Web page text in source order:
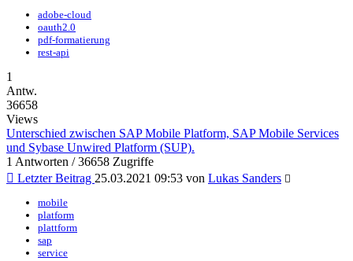
adobe-cloud
oauth2.0
pdf-formatierung
rest-api
1
Antw.
36658
Views
Unterschied zwischen SAP Mobile Platform, SAP Mobile Services
und Sybase Unwired Platform (SUP).
1 Antworten / 36658 Zugriffe
Letzter Beitrag 25.03.2021 09:53 von Lukas Sanders
mobile
platform
plattform
sap
service